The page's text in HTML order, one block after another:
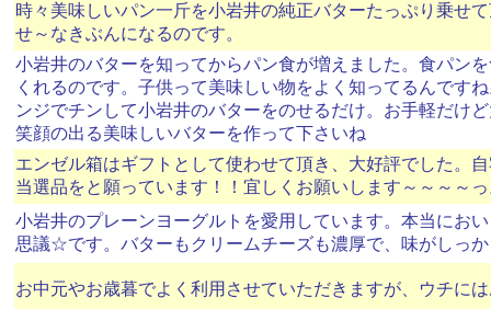
時々美味しいパン一斤を小岩井の純正バターたっぷり乗せ
せ～なきぶんになるのです。
小岩井のバターを知ってからパン食が増えました。食パン
くれるのです。子供って美味しい物をよく知ってるんです
ンジでチンして小岩井のバターをのせるだけ。お手軽だけ
笑顔の出る美味しいバターを作って下さいね
エンゼル箱はギフトとして使わせて頂き、大好評でした。
当選品をと願っています！！宜しくお願いします～～～～
小岩井のプレーンヨーグルトを愛用しています。本当にお
思議☆です。バターもクリームチーズも濃厚で、味がしっ
お中元やお歳暮でよく利用させていただきますが、ウチに